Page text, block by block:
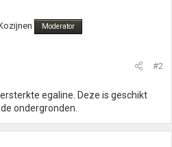
Moderator
#2
egaline. Deze is geschikt
ondergronden.